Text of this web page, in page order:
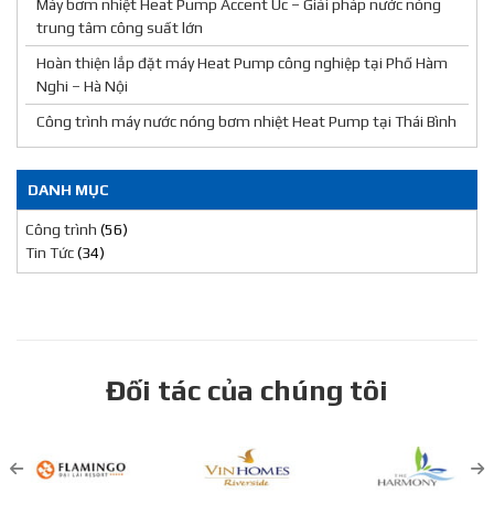
Máy bơm nhiệt Heat Pump Accent Úc – Giải pháp nước nóng
trung tâm công suất lớn
Hoàn thiện lắp đặt máy Heat Pump công nghiệp tại Phố Hàm
Nghi – Hà Nội
Công trình máy nước nóng bơm nhiệt Heat Pump tại Thái Bình
DANH MỤC
Công trình (56)
Tin Tức(34)
Đối tác của chúng tôi